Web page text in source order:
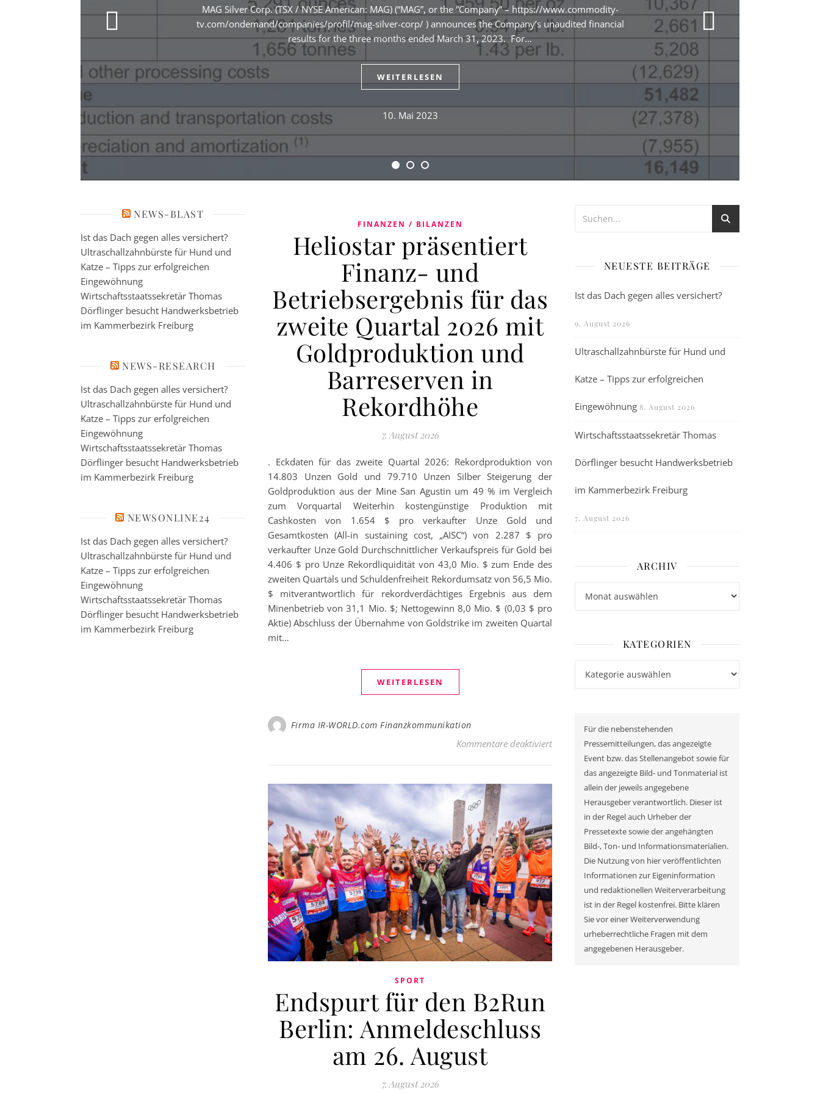
MAG Silver Corp. (TSX / NYSE American: MAG) (“MAG”, or the “Company” – https://www.commodity-
tv.com/ondemand/companies/profil/mag-silver-corp/ ) announces the Company’s unaudited financial
results for the three months ended March 31, 2023. For…
WEITERLESEN
10. Mai 2023
NEWS-BLAST
Ist das Dach gegen alles versichert?
Ultraschallzahnbürste für Hund und
Katze – Tipps zur erfolgreichen
Eingewöhnung
Wirtschaftsstaatssekretär Thomas
Dörflinger besucht Handwerksbetrieb
im Kammerbezirk Freiburg
NEWS-RESEARCH
Ist das Dach gegen alles versichert?
Ultraschallzahnbürste für Hund und
Katze – Tipps zur erfolgreichen
Eingewöhnung
Wirtschaftsstaatssekretär Thomas
Dörflinger besucht Handwerksbetrieb
im Kammerbezirk Freiburg
NEWSONLINE24
Ist das Dach gegen alles versichert?
Ultraschallzahnbürste für Hund und
Katze – Tipps zur erfolgreichen
Eingewöhnung
Wirtschaftsstaatssekretär Thomas
Dörflinger besucht Handwerksbetrieb
im Kammerbezirk Freiburg
FINANZEN / BILANZEN
Heliostar präsentiert
Finanz- und
Betriebsergebnis für das
zweite Quartal 2026 mit
Goldproduktion und
Barreserven in
Rekordhöhe
7. August 2026
. Eckdaten für das zweite Quartal 2026: Rekordproduktion von
14.803 Unzen Gold und 79.710 Unzen Silber Steigerung der
Goldproduktion aus der Mine San Agustin um 49 % im Vergleich
zum Vorquartal Weiterhin kostengünstige Produktion mit
Cashkosten von 1.654 $ pro verkaufter Unze Gold und
Gesamtkosten (All-in sustaining cost, „AISC“) von 2.287 $ pro
verkaufter Unze Gold Durchschnittlicher Verkaufspreis für Gold bei
4.406 $ pro Unze Rekordliquidität von 43,0 Mio. $ zum Ende des
zweiten Quartals und Schuldenfreiheit Rekordumsatz von 56,5 Mio.
$ mitverantwortlich für rekordverdächtiges Ergebnis aus dem
Minenbetrieb von 31,1 Mio. $; Nettogewinn 8,0 Mio. $ (0,03 $ pro
Aktie) Abschluss der Übernahme von Goldstrike im zweiten Quartal
mit…
WEITERLESEN
Firma IR-WORLD.com Finanzkommunikation
Kommentare deaktiviertfür Heliostar präsentiert Finanz- und Betriebsergebnis für das
SPORT
Endspurt für den B2Run
Berlin: Anmeldeschluss
am 26. August
7. August 2026
NEUESTE BEITRÄGE
Ist das Dach gegen alles versichert?
9. August 2026
Ultraschallzahnbürste für Hund und
Katze – Tipps zur erfolgreichen
Eingewöhnung 8. August 2026
Wirtschaftsstaatssekretär Thomas
Dörflinger besucht Handwerksbetrieb
im Kammerbezirk Freiburg
7. August 2026
ARCHIV
KATEGORIEN
Für die nebenstehenden
Pressemitteilungen, das angezeigte
Event bzw. das Stellenangebot sowie für
das angezeigte Bild- und Tonmaterial ist
allein der jeweils angegebene
Herausgeber verantwortlich. Dieser ist
in der Regel auch Urheber der
Pressetexte sowie der angehängten
Bild-, Ton- und Informationsmaterialien.
Die Nutzung von hier veröffentlichten
Informationen zur Eigeninformation
und redaktionellen Weiterverarbeitung
ist in der Regel kostenfrei. Bitte klären
Sie vor einer Weiterverwendung
urheberrechtliche Fragen mit dem
angegebenen Herausgeber.